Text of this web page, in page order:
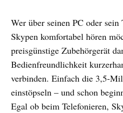
Wer über seinen PC oder
Skypen komfortabel hören
preisgünstige Zubehörgerät
Bedienfreundlichkeit
verbinden. Einfach die 3,5-
einstöpseln – und schon
Egal ob beim Telefonieren,